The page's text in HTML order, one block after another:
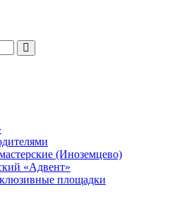
(Иноземцево)
«Адвент»
площадки